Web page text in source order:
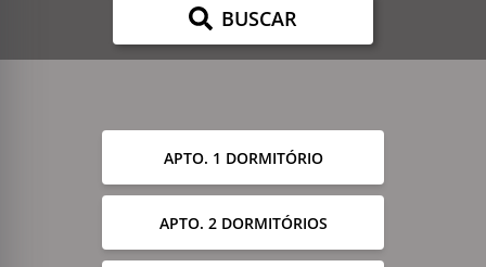
BUSCAR
APTO. 1 DORMITÓRIO
APTO. 2 DORMITÓRIOS